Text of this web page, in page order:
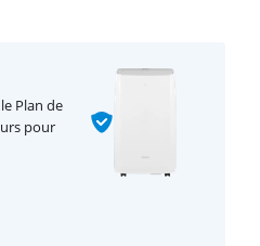
Plan de
pour